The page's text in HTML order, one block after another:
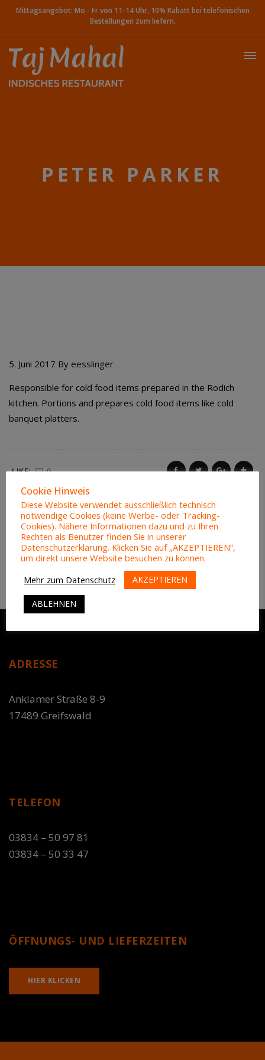
Mittagsangebot: Mo - Fr von 11-14 Uhr, 10% Rabatt bei telefonischen
Bestellungen zum liefern.
PETER PARKER
5. Juni 2017 By eesslinger
Responsible for cold food items prepared in the Rodich
kitchen. Portions and prepares cold food items like cold
banquet platters.
LIKE: 0
ADRESSE
Anklamer Straße 8-9
17489 Greifswald
TELEFON
03834 – 50 97 81
03834 – 50 33 47
ÖFFNUNGS- UND LIEFERZEITEN
HIER KLICKEN
Cookie Hinweis
Diese Website verwendet ausschließlich technisch
notwendige Cookies (keine Werbe- oder Tracking-
Cookies). Nähere Informationen dazu und zu Ihren
Rechten als Benutzer finden Sie in unserer
Datenschutzerklärung. Klicken Sie auf „AKZEPTIEREN“,
um direkt unsere Website besuchen zu können.
Mehr zum Datenschutz
AKZEPTIEREN
ABLEHNEN